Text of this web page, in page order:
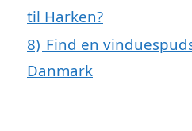
til Harken?
8) Find en
Danmark